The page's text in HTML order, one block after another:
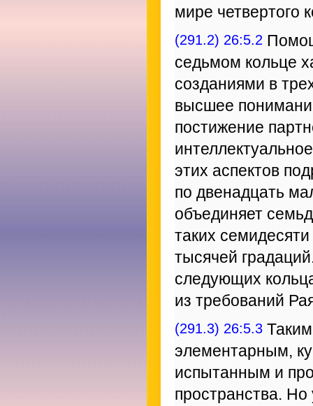
мире четвертого
(291.2) 26:5.2
седьмом кольце
созданиями в
высшее
постижение
этих аспектов
по двенадцать
объединяет
таких
тысячей
следующих
из требований
(291.3) 26:5.3
элементарным,
испытанным и
пространства.